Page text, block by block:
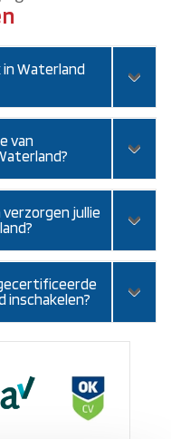
Waterland
van
jullie
inschakelen?